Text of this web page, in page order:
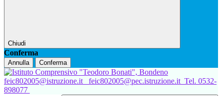
Chiudi
Conferma
Annulla Conferma
feic802005@istruzione.it feic802005@pec.istruzione.it Tel. 0532-
898077